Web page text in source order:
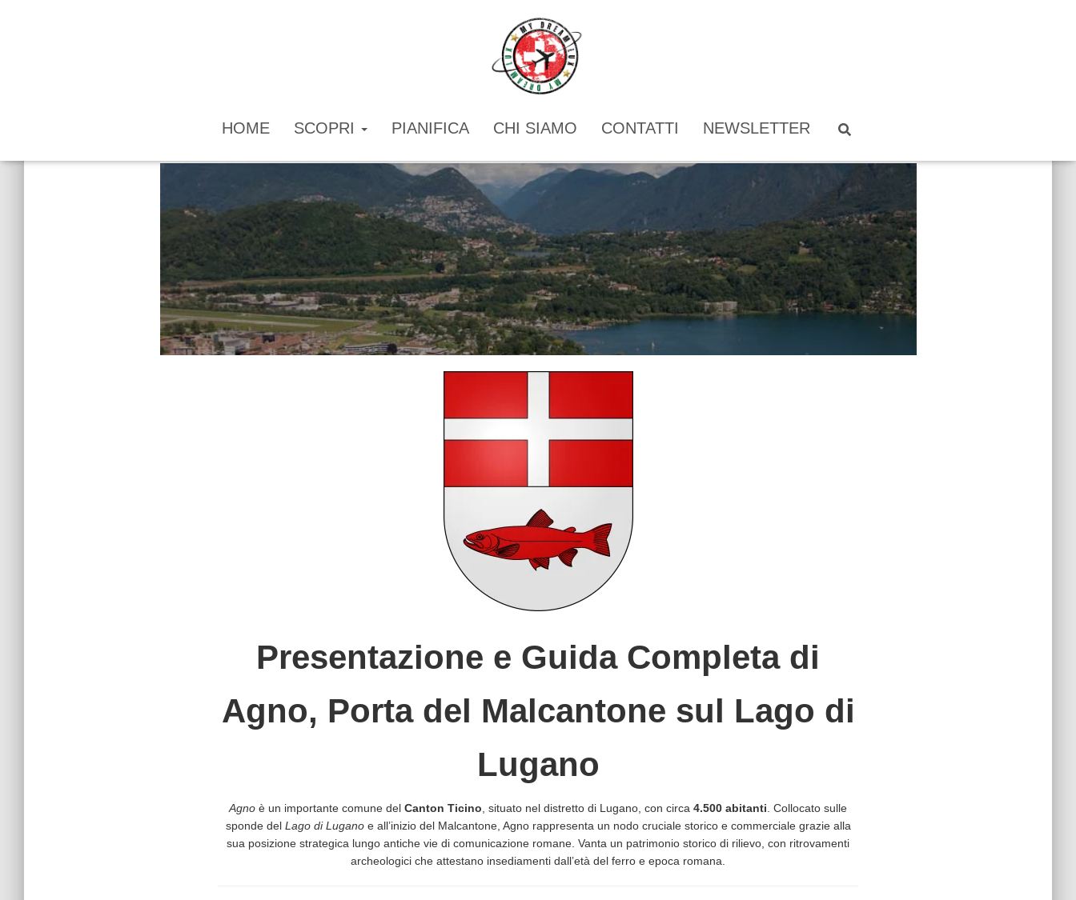
HOME SCOPRI PIANIFICA CHI SIAMO CONTATTI NEWSLETTER
Presentazione e Guida Completa di
Agno, Porta del Malcantone sul Lago di
Lugano
Agno è un importante comune del Canton Ticino , situato nel distretto di Lugano, con circa 4.500 abitanti . Collocato sulle
sponde del Lago di Lugano e all’inizio del Malcantone, Agno rappresenta un nodo cruciale storico e commerciale grazie alla
sua posizione strategica lungo antiche vie di comunicazione romane. Vanta un patrimonio storico di rilievo, con ritrovamenti
archeologici che attestano insediamenti dall’età del ferro e epoca romana.